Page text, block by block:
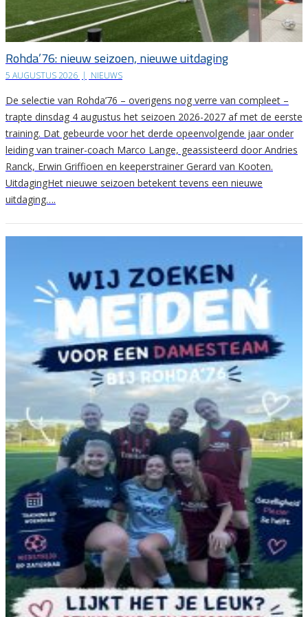
Rohda’76: nieuw seizoen, nieuwe uitdaging
5 AUGUSTUS 2026 | NIEUWS
De selectie van Rohda’76 – overigens nog verre van compleet –
trapte dinsdag 4 augustus het seizoen 2026-2027 af met de eerste
training. Dat gebeurde voor het derde opeenvolgende jaar onder
leiding van trainer-coach Marco Lange, geassisteerd door Andries
Ranck, Erwin Griffioen en keeperstrainer Gerard van Kooten.
UitdagingHet nieuwe seizoen betekent tevens een nieuwe
uitdaging….